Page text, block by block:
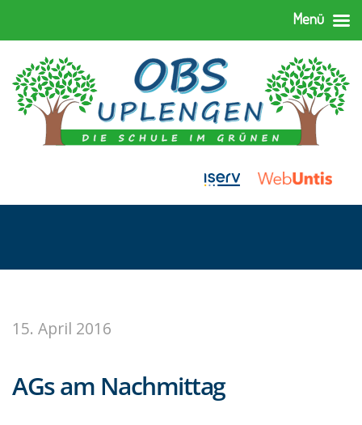
15. April 2016
AGs am Nachmittag
Menü